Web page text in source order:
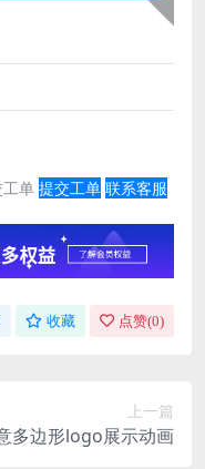
单 提交工单 联系客服
收藏 点赞(0)
上一篇
多边形logo展示动画